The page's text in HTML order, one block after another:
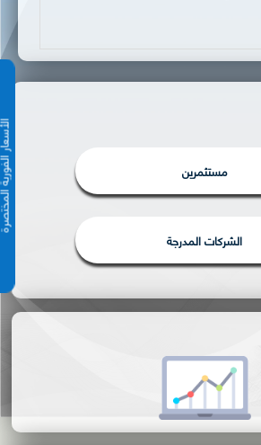
الأسعار مستثمرين
الشركات المدرجة